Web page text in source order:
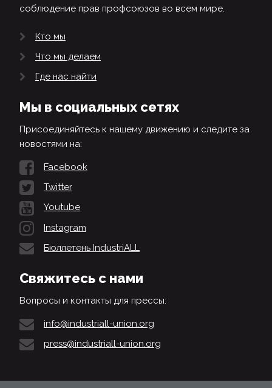
соблюдение прав профсоюзов во всем мире.
Кто мы
Что мы делаем
Где нас найти
Мы в социальных сетях
Присоединяйтесь к нашему движению и следите за
новостями на:
Facebook
Twitter
Youtube
Instagram
Бюллетень IndustriALL
Свяжитесь с нами
Вопросы и контакты для прессы:
info@industriall-union.org
press@industriall-union.org